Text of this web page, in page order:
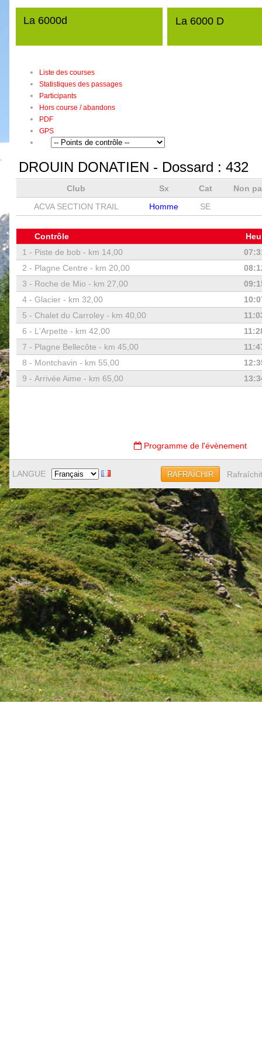
La 6000d La 6000 D
Liste des courses
Statistiques des passages
Participants
Hors course / abandons
PDF
GPS
DROUIN DONATIEN - Dossard : 432
Club Sx Cat
Non
ACVA SECTION TRAIL
Homme SE
Contrôle
1 - Piste de bob - km 14,00
2 - Plagne Centre - km 20,00
3 - Roche de Mio - km 27,00
4 - Glacier - km 32,00
5 - Chalet du Carroley - km 40,00
6 - L'Arpette - km 42,00
7 - Plagne Bellecôte - km 45,00
8 - Montchavin - km 55,00
9 - Arrivée Aime - km 65,00
Programme de l'évènement
LANGUE RAFRAÎCHIR